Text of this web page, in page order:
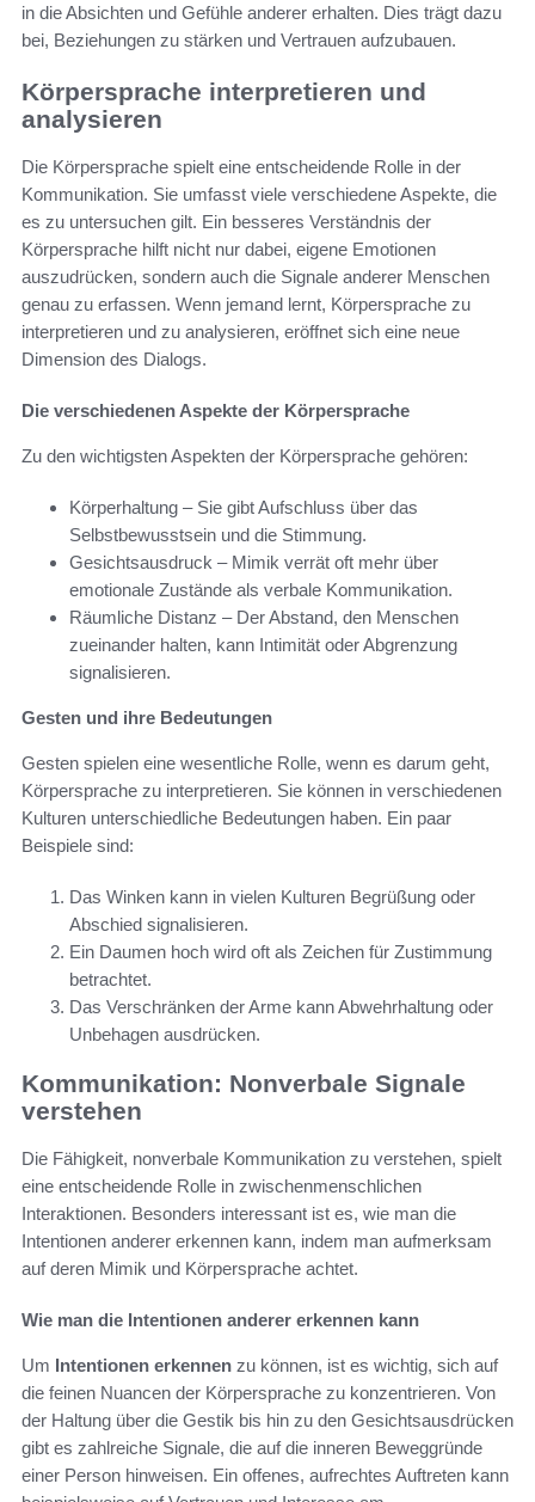
in die Absichten und Gefühle anderer erhalten. Dies trägt dazu
bei, Beziehungen zu stärken und Vertrauen aufzubauen.
Körpersprache interpretieren und
analysieren
Die Körpersprache spielt eine entscheidende Rolle in der
Kommunikation. Sie umfasst viele verschiedene Aspekte, die
es zu untersuchen gilt. Ein besseres Verständnis der
Körpersprache hilft nicht nur dabei, eigene Emotionen
auszudrücken, sondern auch die Signale anderer Menschen
genau zu erfassen. Wenn jemand lernt, Körpersprache zu
interpretieren und zu analysieren, eröffnet sich eine neue
Dimension des Dialogs.
Die verschiedenen Aspekte der Körpersprache
Zu den wichtigsten Aspekten der Körpersprache gehören:
Körperhaltung – Sie gibt Aufschluss über das
Selbstbewusstsein und die Stimmung.
Gesichtsausdruck – Mimik verrät oft mehr über
emotionale Zustände als verbale Kommunikation.
Räumliche Distanz – Der Abstand, den Menschen
zueinander halten, kann Intimität oder Abgrenzung
signalisieren.
Gesten und ihre Bedeutungen
Gesten spielen eine wesentliche Rolle, wenn es darum geht,
Körpersprache zu interpretieren. Sie können in verschiedenen
Kulturen unterschiedliche Bedeutungen haben. Ein paar
Beispiele sind:
Das Winken kann in vielen Kulturen Begrüßung oder
Abschied signalisieren.
Ein Daumen hoch wird oft als Zeichen für Zustimmung
betrachtet.
Das Verschränken der Arme kann Abwehrhaltung oder
Unbehagen ausdrücken.
Kommunikation: Nonverbale Signale
verstehen
Die Fähigkeit, nonverbale Kommunikation zu verstehen, spielt
eine entscheidende Rolle in zwischenmenschlichen
Interaktionen. Besonders interessant ist es, wie man die
Intentionen anderer erkennen kann, indem man aufmerksam
auf deren Mimik und Körpersprache achtet.
Wie man die Intentionen anderer erkennen kann
Um Intentionen erkennen zu können, ist es wichtig, sich auf
die feinen Nuancen der Körpersprache zu konzentrieren. Von
der Haltung über die Gestik bis hin zu den Gesichtsausdrücken
gibt es zahlreiche Signale, die auf die inneren Beweggründe
einer Person hinweisen. Ein offenes, aufrechtes Auftreten kann